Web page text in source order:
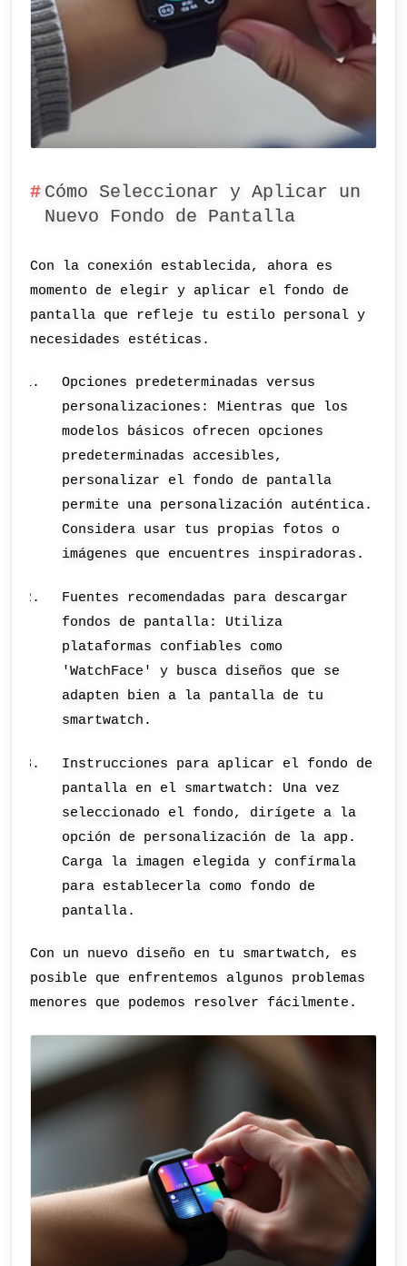
Cómo Seleccionar y Aplicar un
Nuevo Fondo de Pantalla
Con la conexión establecida, ahora es
momento de elegir y aplicar el fondo de
pantalla que refleje tu estilo personal y
necesidades estéticas.
Opciones predeterminadas versus
personalizaciones: Mientras que los
modelos básicos ofrecen opciones
predeterminadas accesibles,
personalizar el fondo de pantalla
permite una personalización auténtica.
Considera usar tus propias fotos o
imágenes que encuentres inspiradoras.
Fuentes recomendadas para descargar
fondos de pantalla: Utiliza
plataformas confiables como
'WatchFace' y busca diseños que se
adapten bien a la pantalla de tu
smartwatch.
Instrucciones para aplicar el fondo de
pantalla en el smartwatch: Una vez
seleccionado el fondo, dirígete a la
opción de personalización de la app.
Carga la imagen elegida y confírmala
para establecerla como fondo de
pantalla.
Con un nuevo diseño en tu smartwatch, es
posible que enfrentemos algunos problemas
menores que podemos resolver fácilmente.